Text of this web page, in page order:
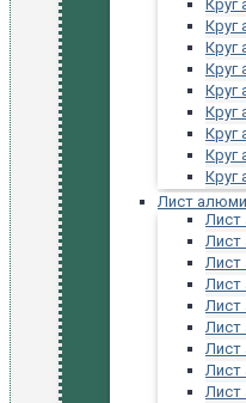
Круг
Круг
Круг
Круг
Круг
Круг
Круг
Круг
Лист
Лист
Лист
Лист